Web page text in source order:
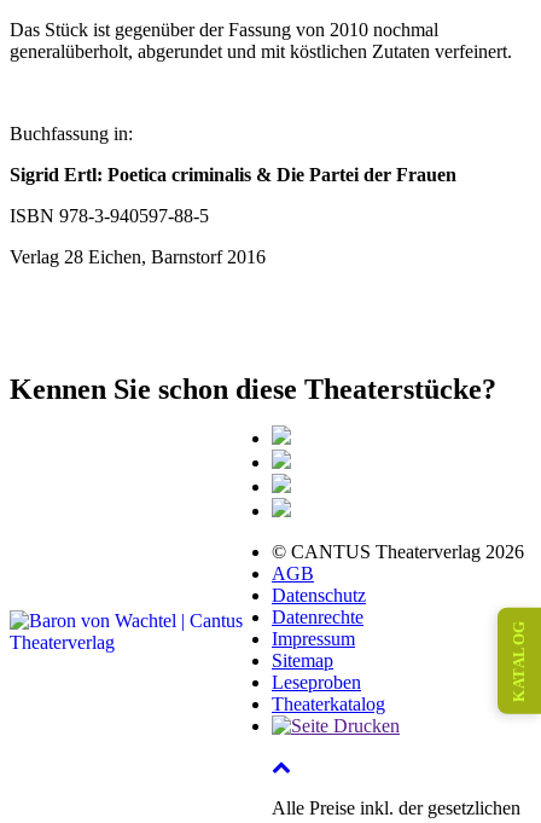
Das Stück ist gegenüber der Fassung von 2010 nochmal
generalüberholt, abgerundet und mit köstlichen Zutaten verfeinert.
Buchfassung in:
Sigrid Ertl: Poetica criminalis & Die Partei der Frauen
ISBN 978-3-940597-88-5
Verlag 28 Eichen, Barnstorf 2016
Kennen Sie schon diese Theaterstücke?
© CANTUS Theaterverlag 2026
AGB
Datenschutz
Datenrechte
Impressum
Sitemap
Leseproben
Theaterkatalog
Alle Preise inkl. der gesetzlichen
KATALOG